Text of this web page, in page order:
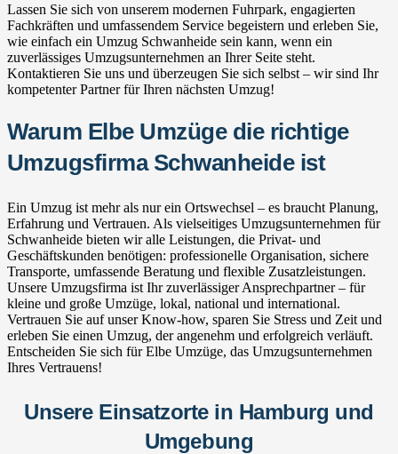
Lassen Sie sich von unserem modernen Fuhrpark, engagierten
Fachkräften und umfassendem Service begeistern und erleben Sie,
wie einfach ein Umzug Schwanheide sein kann, wenn ein
zuverlässiges Umzugsunternehmen an Ihrer Seite steht.
Kontaktieren Sie uns und überzeugen Sie sich selbst – wir sind Ihr
kompetenter Partner für Ihren nächsten Umzug!
Warum Elbe Umzüge die richtige
Umzugsfirma Schwanheide ist
Ein Umzug ist mehr als nur ein Ortswechsel – es braucht Planung,
Erfahrung und Vertrauen. Als vielseitiges Umzugsunternehmen für
Schwanheide bieten wir alle Leistungen, die Privat- und
Geschäftskunden benötigen: professionelle Organisation, sichere
Transporte, umfassende Beratung und flexible Zusatzleistungen.
Unsere Umzugsfirma ist Ihr zuverlässiger Ansprechpartner – für
kleine und große Umzüge, lokal, national und international.
Vertrauen Sie auf unser Know-how, sparen Sie Stress und Zeit und
erleben Sie einen Umzug, der angenehm und erfolgreich verläuft.
Entscheiden Sie sich für Elbe Umzüge, das Umzugsunternehmen
Ihres Vertrauens!
Unsere Einsatzorte in Hamburg und
Umgebung